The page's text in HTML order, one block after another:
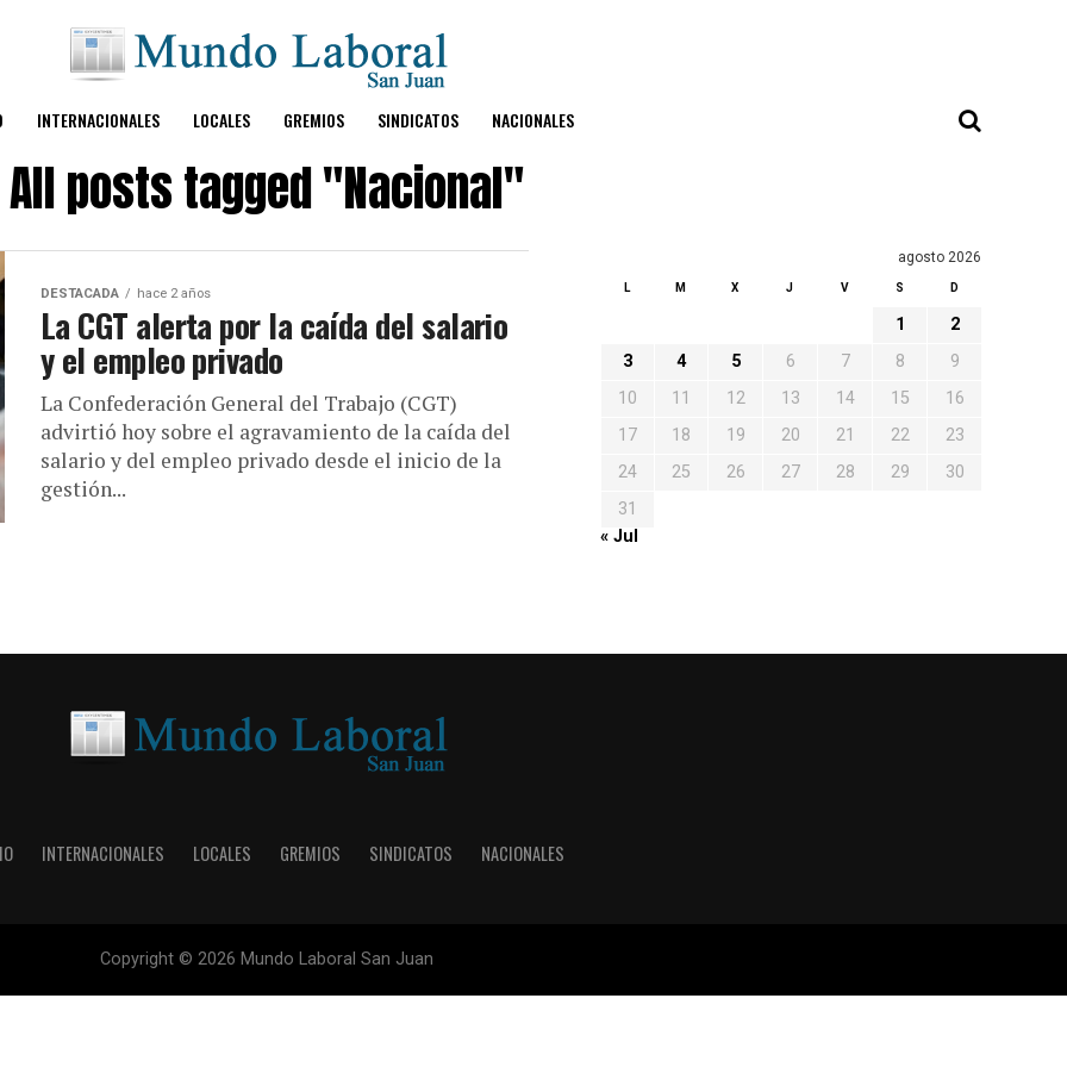
INTERNACIONALES LOCALES GREMIOS SINDICATOS NACIONALES
All posts tagged "Nacional"
DESTACADA hace 2 años
La CGT alerta por la caída del salario
y el empleo privado
La Confederación General del Trabajo (CGT)
advirtió hoy sobre el agravamiento de la caída del
salario y del empleo privado desde el inicio de la
gestión...
agosto 2026
L M X J V S D
1
2
3
4 5 6 7 8
9
10
11 12 13 14 15
16
17
18 19 20 21 22
23
24
25 26 27 28 29
30
31
« Jul
INTERNACIONALES LOCALES GREMIOS SINDICATOS NACIONALES
Copyright © 2026 Mundo Laboral San Juan